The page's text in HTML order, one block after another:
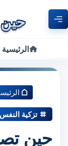
الرئيسية
تزكية النفس
حين